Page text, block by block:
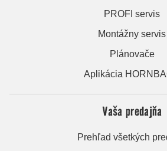
PROFI servis
Montážny servis
Plánovače
Aplikácia
Vaša predajňa
Prehľad všetkých